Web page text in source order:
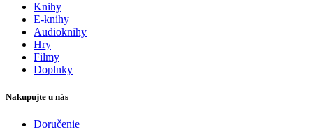
Knihy
E-knihy
Audioknihy
Hry
Filmy
Doplnky
Nakupujte u nás
Doručenie